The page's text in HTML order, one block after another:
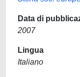
Data di
2007
Lingua
Italiano